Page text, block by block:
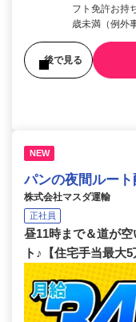
フト免許お
歳未満（例外
後で見る
NEW
パンの夜間ルー
株式会社マスダ運輸
正社員
昼11時まで＆道が
ト♪【住宅手当最大